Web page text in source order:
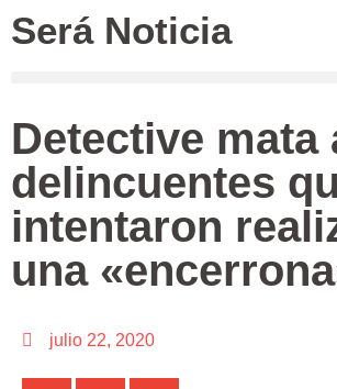
Será Noticia
Detective mata
delincuentes
intentaron
una
julio 22, 2020